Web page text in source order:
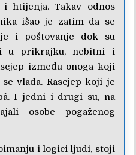
htijenja. Takav odnos
išao je zatim da se
i poštovanje dok su
u prikrajku, nebitni i
između onoga koji
vlada. Rascjep koji je
I jedni i drugi su, na
osobe pogaženog
i logici ljudi, stoji